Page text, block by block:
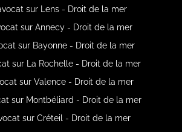
sur Lens - Droit de la mer
sur Annecy - Droit de la mer
sur Bayonne - Droit de la mer
sur La Rochelle - Droit de la mer
sur Valence - Droit de la mer
sur Montbéliard - Droit de la mer
sur Créteil - Droit de la mer